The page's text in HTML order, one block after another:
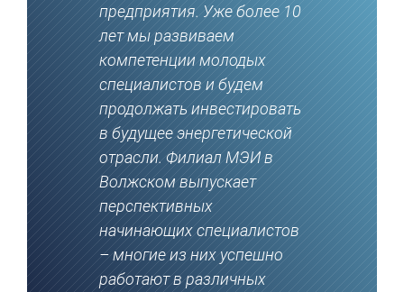
предприятия. Уже более 10
лет мы развиваем
компетенции молодых
специалистов и будем
продолжать инвестировать
в будущее энергетической
отрасли. Филиал МЭИ в
Волжском выпускает
перспективных
начинающих специалистов
– многие из них успешно
работают в различных